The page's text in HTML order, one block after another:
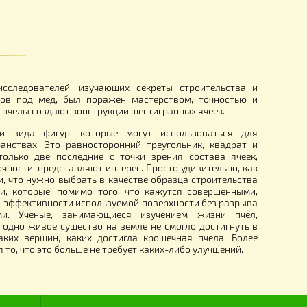
инструментов
Трубка-люлька для ловли
(пластмассовая)
89.00грн.